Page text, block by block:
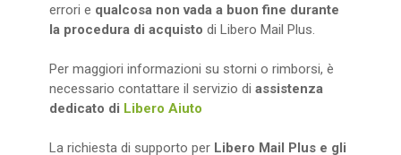
errori e qualcosa non vada a buon fine durante
la procedura di acquisto di Libero Mail Plus.
Per maggiori informazioni su storni o rimborsi, è
necessario contattare il servizio di assistenza
dedicato di Libero Aiuto
La richiesta di supporto per Libero Mail Plus e gli